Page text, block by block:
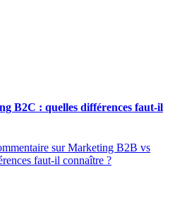
B2C : quelles différences faut-il
sur Marketing B2B vs
faut-il connaître ?